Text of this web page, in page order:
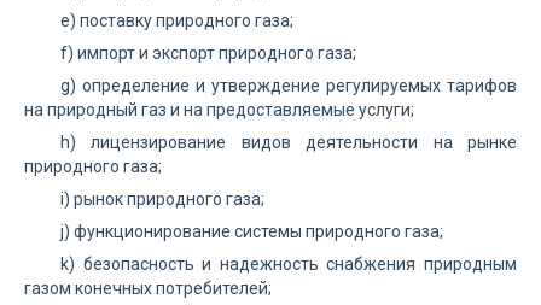
е) поставку природного газа;
f) импорт и экспорт природного газа;
g) определение и утверждение регулируемых тарифов
на природный газ и на предоставляемые услуги;
h) лицензирование видов деятельности на рынке
природного газа;
i) рынок природного газа;
j) функционирование системы природного газа;
k) безопасность и надежность снабжения природным
газом конечных потребителей;